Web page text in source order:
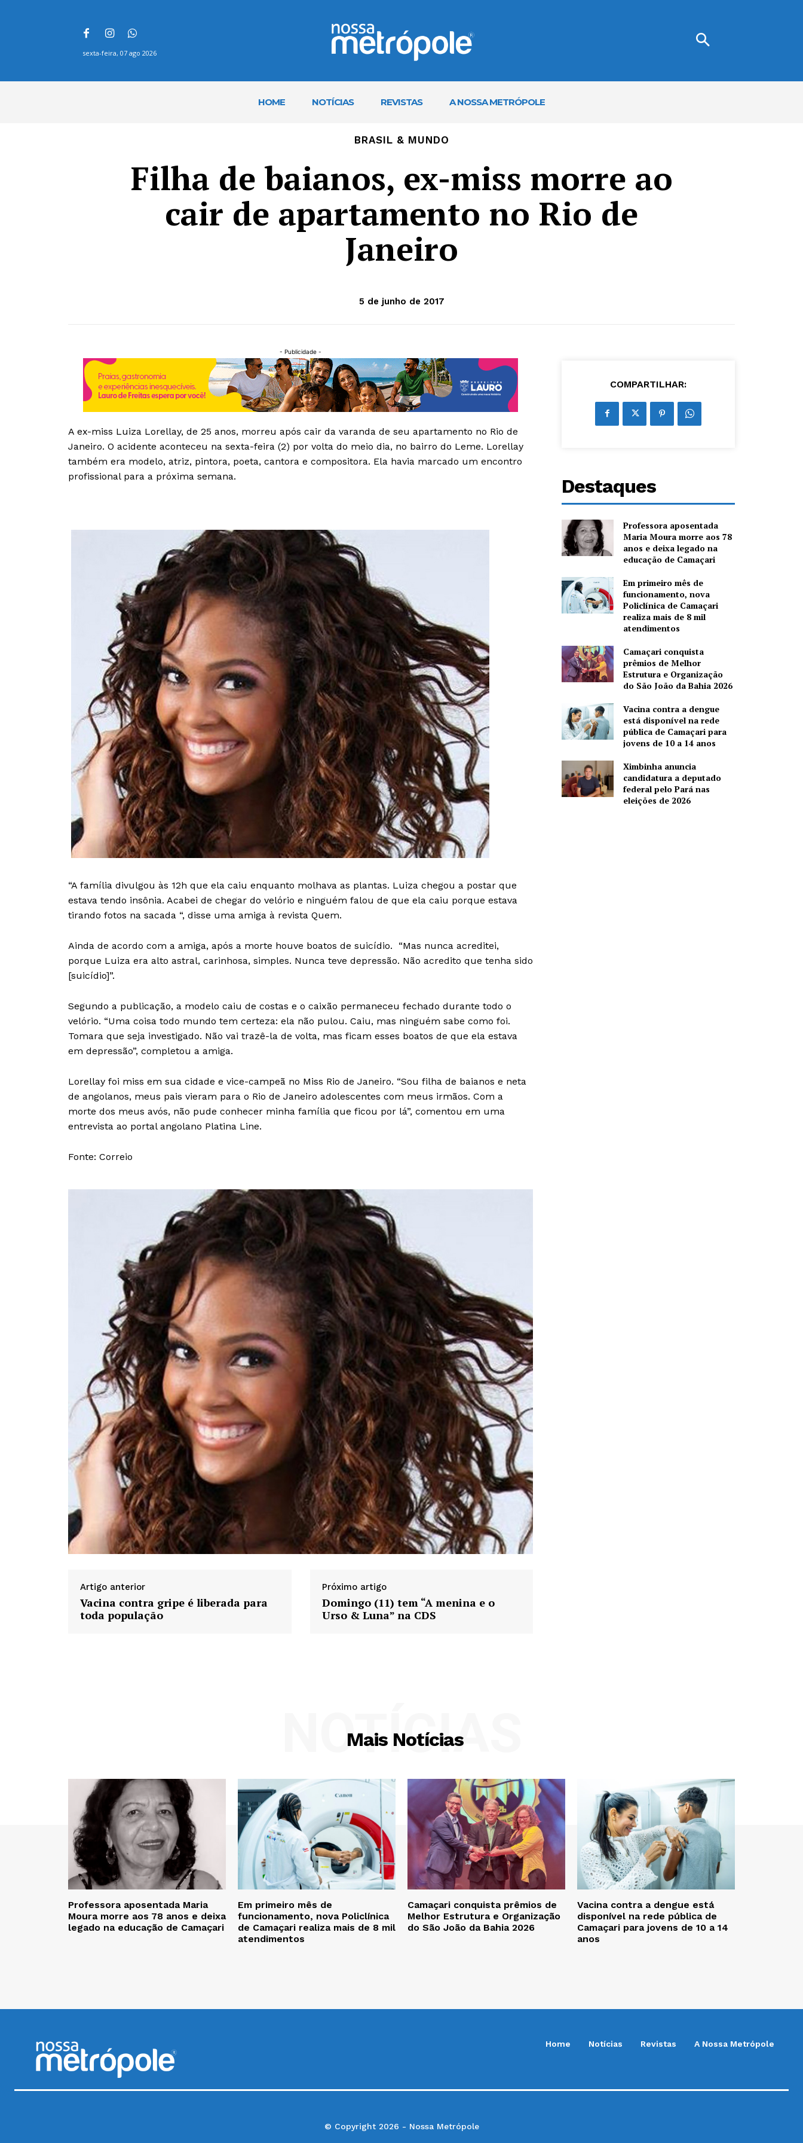
sexta-feira, 07 ago 2026
HOME NOTÍCIAS REVISTAS A NOSSA METRÓPOLE
BRASIL & MUNDO
Filha de baianos, ex-miss morre ao
cair de apartamento no Rio de
Janeiro
5 de junho de 2017
- Publicidade -
A ex-miss Luiza Lorellay, de 25 anos, morreu após cair da varanda de seu apartamento no Rio de
Janeiro. O acidente aconteceu na sexta-feira (2) por volta do meio dia, no bairro do Leme. Lorellay
também era modelo, atriz, pintora, poeta, cantora e compositora. Ela havia marcado um encontro
profissional para a próxima semana.
“A família divulgou às 12h que ela caiu enquanto molhava as plantas. Luiza chegou a postar que
estava tendo insônia. Acabei de chegar do velório e ninguém falou de que ela caiu porque estava
tirando fotos na sacada “, disse uma amiga à revista Quem.
Ainda de acordo com a amiga, após a morte houve boatos de suicídio. “Mas nunca acreditei,
porque Luiza era alto astral, carinhosa, simples. Nunca teve depressão. Não acredito que tenha sido
[suicídio]”.
Segundo a publicação, a modelo caiu de costas e o caixão permaneceu fechado durante todo o
velório. “Uma coisa todo mundo tem certeza: ela não pulou. Caiu, mas ninguém sabe como foi.
Tomara que seja investigado. Não vai trazê-la de volta, mas ficam esses boatos de que ela estava
em depressão”, completou a amiga.
Lorellay foi miss em sua cidade e vice-campeã no Miss Rio de Janeiro. “Sou filha de baianos e neta
de angolanos, meus pais vieram para o Rio de Janeiro adolescentes com meus irmãos. Com a
morte dos meus avós, não pude conhecer minha família que ficou por lá”, comentou em uma
entrevista ao portal angolano Platina Line.
Fonte: Correio
Artigo anterior
Vacina contra gripe é liberada para
toda população
Próximo artigo
Domingo (11) tem “A menina e o
Urso & Luna” na CDS
COMPARTILHAR:
Destaques
Professora aposentada
Maria Moura morre aos 78
anos e deixa legado na
educação de Camaçari
Em primeiro mês de
funcionamento, nova
Policlínica de Camaçari
realiza mais de 8 mil
atendimentos
Camaçari conquista
prêmios de Melhor
Estrutura e Organização
do São João da Bahia 2026
Vacina contra a dengue
está disponível na rede
pública de Camaçari para
jovens de 10 a 14 anos
Ximbinha anuncia
candidatura a deputado
federal pelo Pará nas
eleições de 2026
Mais Notícias
NOTÍCIAS
Professora aposentada Maria
Moura morre aos 78 anos e deixa
legado na educação de Camaçari
Em primeiro mês de
funcionamento, nova Policlínica
de Camaçari realiza mais de 8 mil
atendimentos
Camaçari conquista prêmios de
Melhor Estrutura e Organização
do São João da Bahia 2026
Vacina contra a dengue está
disponível na rede pública de
Camaçari para jovens de 10 a 14
anos
Home Notícias Revistas A Nossa Metrópole
© Copyright 2026 - Nossa Metrópole